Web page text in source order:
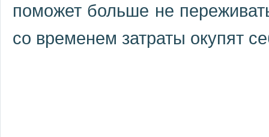
поможет больше не
со временем затраты окупят